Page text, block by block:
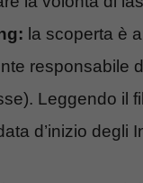
la scoperta è
responsabile
Leggendo il
d’inizio degli